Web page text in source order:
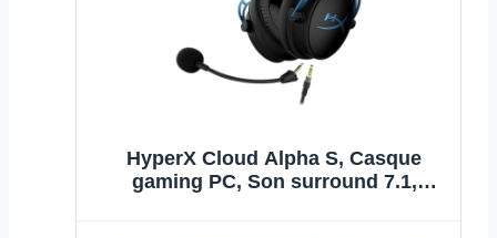
HyperX Cloud Alpha S, Casque
gaming PC, Son surround 7.1,